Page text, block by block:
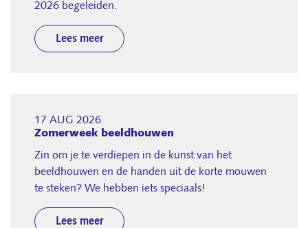
2026 begeleiden.
Lees meer
17 AUG 2026
Zomerweek beeldhouwen
Zin om je te verdiepen in de kunst van het
beeldhouwen en de handen uit de korte mouwen
te steken? We hebben iets speciaals!
Lees meer